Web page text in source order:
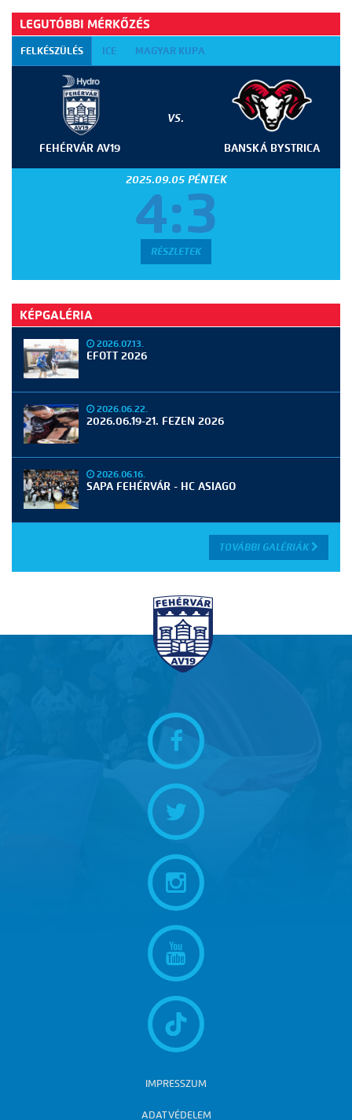
LEGUTÓBBI MÉRKŐZÉS
FELKÉSZÜLÉS ICE MAGYAR KUPA
FEHÉRVÁR AV19
VS.
BANSKÁ BYSTRICA
2025.09.05 PÉNTEK
4:3
RÉSZLETEK
KÉPGALÉRIA
2026.07.13.
EFOTT 2026
2026.06.22.
2026.06.19-21. FEZEN 2026
2026.06.16.
SAPA FEHÉRVÁR - HC ASIAGO
TOVÁBBI GALÉRIÁK
IMPRESSZUM
ADATVÉDELEM